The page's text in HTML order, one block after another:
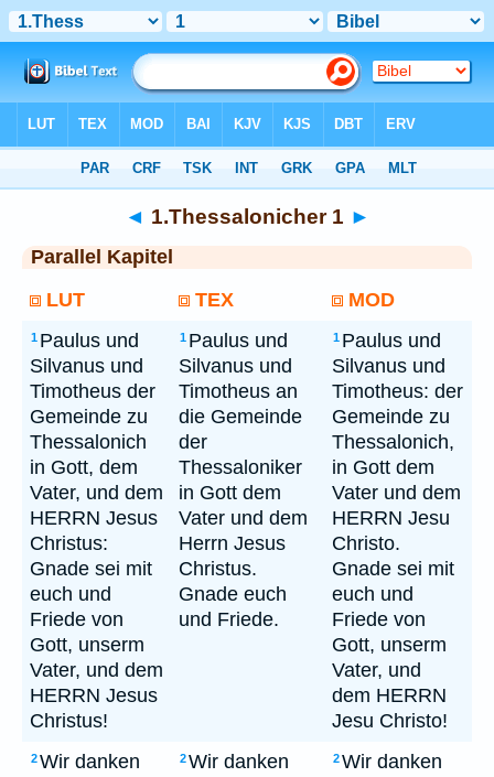
◄ 1.Thessalonicher 1 ►
Parallel Kapitel
LUT
TEX MOD
1 Paulus und
Silvanus und
Timotheus der
Gemeinde zu
Thessalonich
in Gott, dem
Vater, und dem
HERRN Jesus
Christus:
Gnade sei mit
euch und
Friede von
Gott, unserm
Vater, und dem
HERRN Jesus
Christus!
1 Paulus und
Silvanus und
Timotheus an
die Gemeinde
der
Thessaloniker
in Gott dem
Vater und dem
Herrn Jesus
Christus.
Gnade euch
und Friede.
1 Paulus und
Silvanus und
Timotheus: der
Gemeinde zu
Thessalonich,
in Gott dem
Vater und dem
HERRN Jesu
Christo.
Gnade sei mit
euch und
Friede von
Gott, unserm
Vater, und
dem HERRN
Jesu Christo!
2Wir danken
2Wir danken
2Wir danken